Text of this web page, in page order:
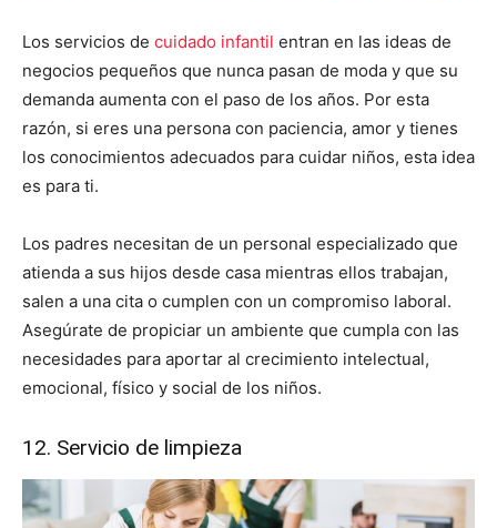
Los servicios de cuidado infantil entran en las ideas de
negocios pequeños que nunca pasan de moda y que su
demanda aumenta con el paso de los años. Por esta
razón, si eres una persona con paciencia, amor y tienes
los conocimientos adecuados para cuidar niños, esta idea
es para ti.
Los padres necesitan de un personal especializado que
atienda a sus hijos desde casa mientras ellos trabajan,
salen a una cita o cumplen con un compromiso laboral.
Asegúrate de propiciar un ambiente que cumpla con las
necesidades para aportar al crecimiento intelectual,
emocional, físico y social de los niños.
12. Servicio de limpieza